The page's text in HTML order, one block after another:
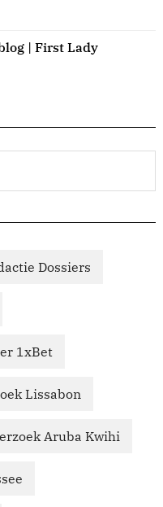
| First Lady
Dossiers
1xBet
Lissabon
Aruba Kwihi